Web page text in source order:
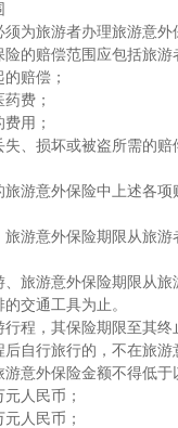
旅游者办理旅游意外
赔偿范围应包括旅游
赔偿；
费；
用；
、损坏或被盗所需的赔
意外保险中上述各项
意外保险期限从旅游
游意外保险期限从旅
交通工具为止。
，其保险期限至其终
行旅行的，不在旅游
外保险金额不得低于
人民币；
人民币；